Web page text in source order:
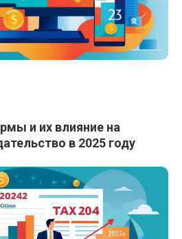
и их влияние на
в 2025 году